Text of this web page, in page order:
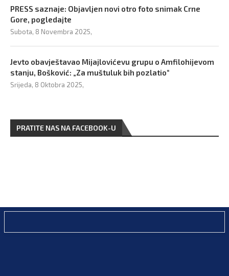
PRESS saznaje: Objavljen novi otro foto snimak Crne
Gore, pogledajte
Subota, 8 Novembra 2025,
Jevto obavještavao Mijajlovićevu grupu o Amfilohijevom
stanju, Bošković: „Za muštuluk bih pozlatio“
Srijeda, 8 Oktobra 2025,
PRATITE NAS NA FACEBOOK-U